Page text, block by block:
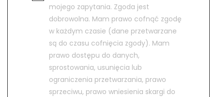
mojego zapytania. Zgoda jest
dobrowolna. Mam prawo cofnąć zgodę
w każdym czasie (dane przetwarzane
są do czasu cofnięcia zgody). Mam
prawo dostępu do danych,
sprostowania, usunięcia lub
ograniczenia przetwarzania, prawo
sprzeciwu, prawo wniesienia skargi do